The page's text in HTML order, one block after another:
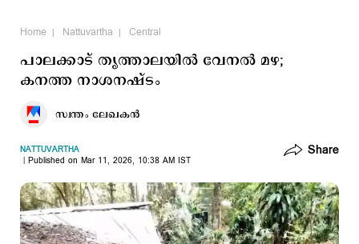
Home Nattuvartha Central
പാലക്കാട് തൃത്താലയിൽ വേനൽ മഴ;
കനത്ത നാശനഷ്ടം
സ്വന്തം ലേഖകൻ
NATTUVARTHA
Published on Mar 11, 2026, 10:38 AM IST
Share